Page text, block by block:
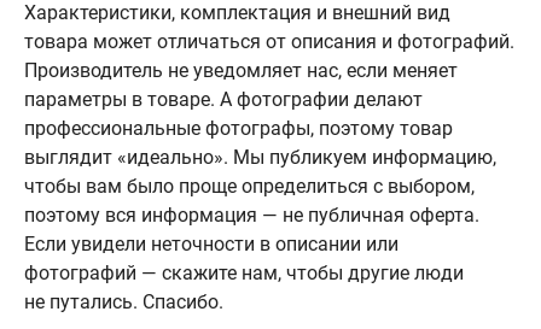
Характеристики, комплектация и внешний вид
товара может отличаться от описания и фотографий.
Производитель не уведомляет нас, если меняет
параметры в товаре. А фотографии делают
профессиональные фотографы, поэтому товар
выглядит «идеально». Мы публикуем информацию,
чтобы вам было проще определиться с выбором,
поэтому вся информация — не публичная оферта.
Если увидели неточности в описании или
фотографий — скажите нам, чтобы другие люди
не путались. Спасибо.